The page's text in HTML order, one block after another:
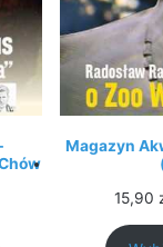
Magazyn
15,90